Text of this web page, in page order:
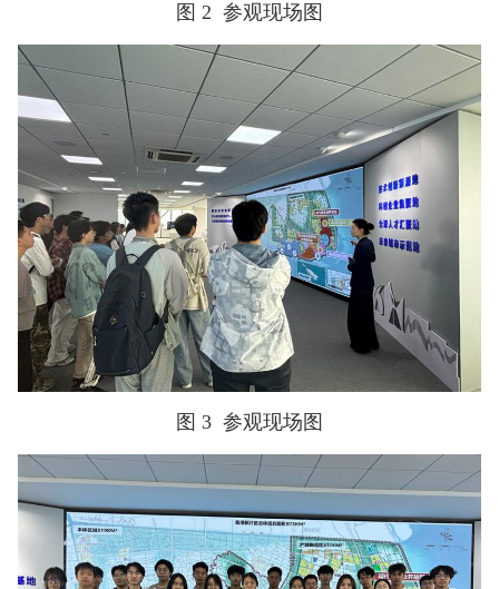
图 2 参观现场图
图 3 参观现场图